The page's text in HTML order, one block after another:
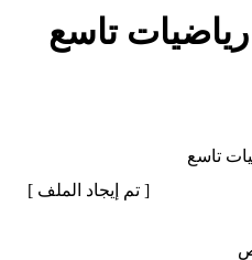
تاسع
تاسع
[ تم إيجاد الملف ]